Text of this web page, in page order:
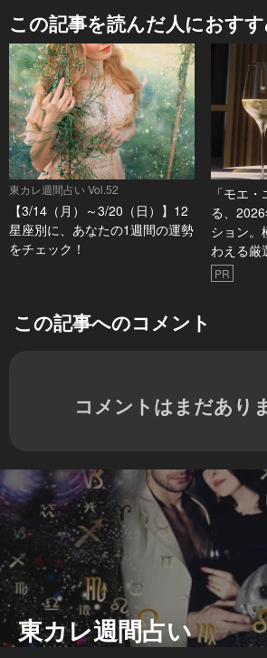
この記事を読んだ人におす
東カレ週間占い Vol.52
【3/14（月）～3/20（日）】12
星座別に、あなたの1週間の運勢
をチェック！
「モエ
る、
ション。
わえる厳
PR
この記事へのコメント
コメントはまだあり
東カレ週間占い